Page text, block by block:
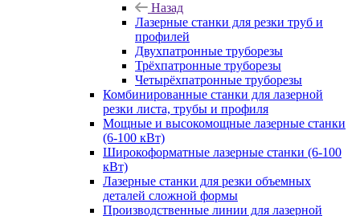
Назад
Лазерные станки для резки труб и
профилей
Двухпатронные труборезы
Трёхпатронные труборезы
Четырёхпатронные труборезы
Комбинированные станки для лазерной
резки листа, трубы и профиля
Мощные и высокомощные лазерные станки
(6-100 кВт)
Широкоформатные лазерные станки (6-100
кВт)
Лазерные станки для резки объемных
деталей сложной формы
Производственные линии для лазерной